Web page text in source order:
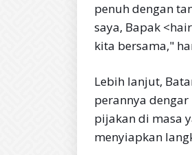
penuh dengan
saya, Bapak
kita bersama,"
Lebih lanjut,
perannya
pijakan di masa
menyiapkan